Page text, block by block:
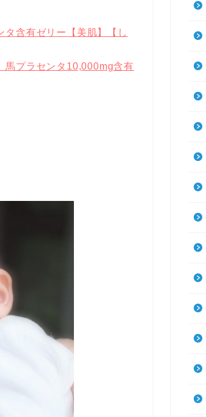
含有ゼリー【美肌】【し
馬プラセンタ10,000mg含有